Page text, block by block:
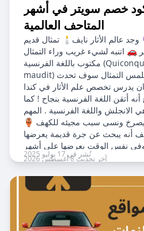
خصم سويتر في أشهر
المتاحف العالمية
قبل عشرة سنوات 🔮 وجد عالم الأثار نايف🕯️ تمثال قديم
اتنبه لشيء غريب وراء التمثال
مكتوب باللغة الفرنسية (Quiconque touche la statue sera
maudit) يعني باللغة العربية (كل من يلمس التمثال سوف تحدث
نايف كان يدرس تخصص علم الأثار في كندا
أتقن اللغة الفرنسية بنجاح ! كما
الانجلش واللغة الفرنسية . المهم
يصرخ ونسى سبب مجيئه للكهف 🏺
أنه يبحث عن جرة قديمة يعرضها
نفس الوقت يعرضها على أشهر
المتاحف العالميةنُشر في 17 يوليو 2025
آخر تحديث 8 أغسطس 2026